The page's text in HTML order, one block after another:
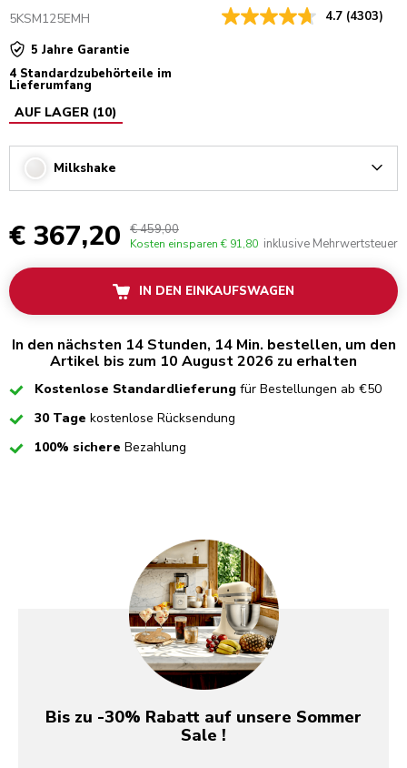
5KSM125EMH 4.7 (4303)
5 Jahre Garantie
4 Standardzubehörteile im
Lieferumfang
AUF LAGER (10)
Milkshake
€ 367,20 € 459,00
Kosten einsparen € 91,80 inklusive Mehrwertsteuer
IN DEN EINKAUFSWAGEN
In den nächsten 14 Stunden, 14 Min. bestellen, um den
Artikel bis zum 10 August 2026 zu erhalten
CheckedKostenlose Standardlieferung für Bestellungen ab €50
Checked30 Tage kostenlose Rücksendung
Checked100% sichere Bezahlung
Bis zu -30% Rabatt auf unsere Sommer
Sale !